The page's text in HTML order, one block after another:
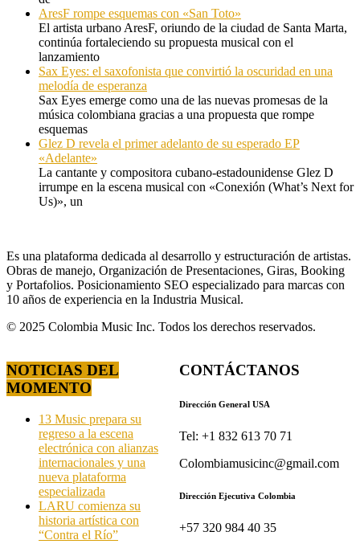
AresF rompe esquemas con «San Toto»
El artista urbano AresF, oriundo de la ciudad de Santa Marta,
continúa fortaleciendo su propuesta musical con el
lanzamiento
Sax Eyes: el saxofonista que convirtió la oscuridad en una
melodía de esperanza
Sax Eyes emerge como una de las nuevas promesas de la
música colombiana gracias a una propuesta que rompe
esquemas
Glez D revela el primer adelanto de su esperado EP
«Adelante»
La cantante y compositora cubano-estadounidense Glez D
irrumpe en la escena musical con «Conexión (What’s Next for
Us)», un
Es una plataforma dedicada al desarrollo y estructuración de artistas.
Obras de manejo, Organización de Presentaciones, Giras, Booking
y Portafolios. Posicionamiento SEO especializado para marcas con
10 años de experiencia en la Industria Musical.
© 2025 Colombia Music Inc. Todos los derechos reservados.
NOTICIAS DEL
MOMENTO
13 Music prepara su
regreso a la escena
electrónica con alianzas
internacionales y una
nueva plataforma
especializada
LARU comienza su
historia artística con
“Contra el Río”
CONTÁCTANOS
Dirección General USA
Tel: +1 832 613 70 71
Colombiamusicinc@gmail.com
Dirección Ejecutiva Colombia
+57 320 984 40 35